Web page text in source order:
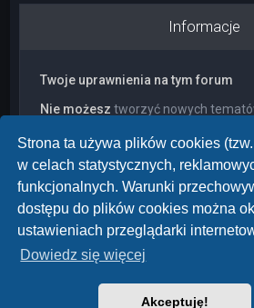
Strona ta używa plików cookies
w celach statystycznych,
funkcjonalnych. Warunki
dostępu do plików cookies można
ustawieniach przeglądarki
Dowiedz się więcej
Akceptuję!
Informacje
Twoje uprawnienia na tym forum
Nie możesz tworzyć nowych
Nie możeszzmieniać swoich postów
Nie możesz
usuwać swoich postów
Nie możeszdodawać załączników